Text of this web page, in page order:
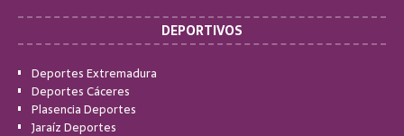
DEPORTIVOS
Deportes Extremadura
Deportes Cáceres
Plasencia Deportes
Jaraíz Deportes